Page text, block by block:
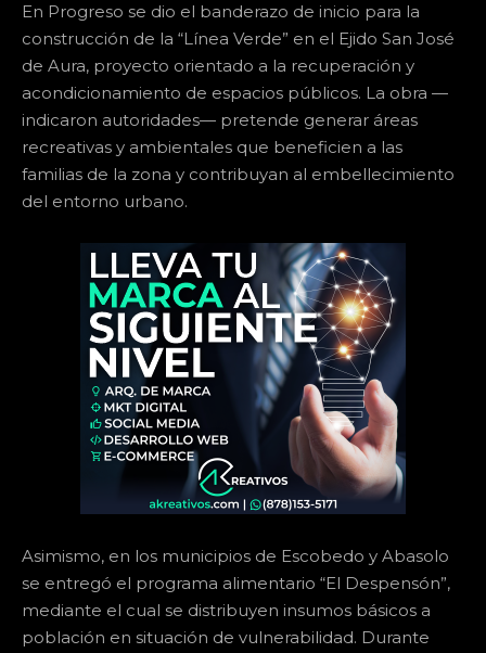
En Progreso se dio el banderazo de inicio para la
construcción de la “Línea Verde” en el Ejido San José
de Aura, proyecto orientado a la recuperación y
acondicionamiento de espacios públicos. La obra —
indicaron autoridades— pretende generar áreas
recreativas y ambientales que beneficien a las
familias de la zona y contribuyan al embellecimiento
del entorno urbano.
Asimismo, en los municipios de Escobedo y Abasolo
se entregó el programa alimentario “El Despensón”,
mediante el cual se distribuyen insumos básicos a
población en situación de vulnerabilidad. Durante